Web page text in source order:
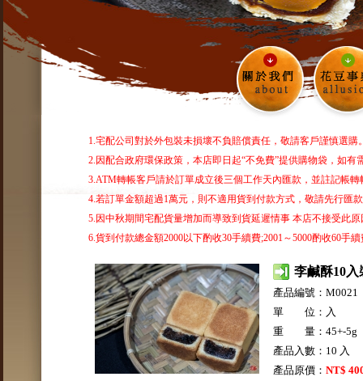
1.宅配公司對於外包裝未損壞不負賠償責任，敬請客戶謹慎選購
2.因配合政府環保政策，本店即日起“不免費”提供購物袋，如有
3.ATM轉帳客戶請於訂單成立後三個工作天內匯款，並註記帳
4.若訂單金額超過1萬元，則不適用貨到付款方式，敬請先行匯
5.因中秋期間宅配貨量增加而導致到貨延遲情事 本店不接受此
6.貨到付款總金額2000以下酌收30手續費;2001～5000酌收60手
李鹹酥10入
產品編號：M0021
單 位：入
重 量：45+-5g
產品入數：10 入
產品原價： NT$